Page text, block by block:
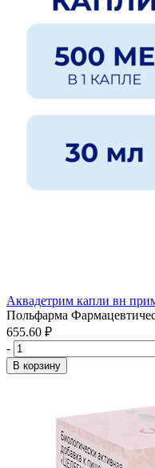
Аквадетрим капли вн
Польфарма
655.60 ₽
-
В корзину